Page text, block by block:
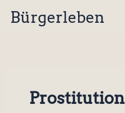
InhaltBürgerleben
Prostitution